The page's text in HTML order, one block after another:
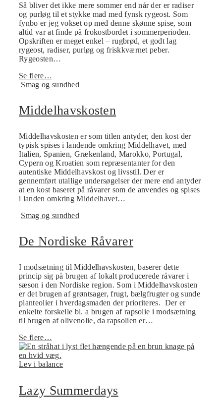
Så bliver det ikke mere sommer end når der er radiser
og purløg til et stykke mad med fynsk rygeost. Som
fynbo er jeg vokset op med denne skønne spise, som
altid var at finde på frokostbordet i sommerperioden.
Opskriften er meget enkel – rugbrød, et godt lag
rygeost, radiser, purløg og friskkværnet peber.
Rygeosten…
Se flere…
Smag og sundhed
Middelhavskosten
Middelhavskosten er som titlen antyder, den kost der
typisk spises i landende omkring Middelhavet, med
Italien, Spanien, Grækenland, Marokko, Portugal,
Cypern og Kroatien som repræsentanter for den
autentiske Middelhavskost og livsstil. Der er
gennemført utallige undersøgelser der mere end antyder
at en kost baseret på råvarer som de anvendes og spises
i landen omkring Middelhavet…
Smag og sundhed
De Nordiske Råvarer
I modsætning til Middelhavskosten, baserer dette
princip sig på brugen af lokalt producerede råvarer i
sæson i den Nordiske region. Som i Middelhavskosten
er det brugen af grøntsager, frugt, bælgfrugter og sunde
planteolier i hverdagsmaden der prioriteres. Der er
enkelte forskelle bl. a brugen af rapsolie i modsætning
til brugen af olivenolie, da rapsolien er…
Se flere…
Lev i balance
Lazy Summerdays